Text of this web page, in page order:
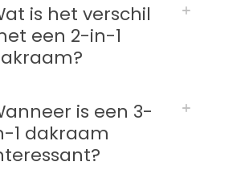
is het verschil
een 2-in-1
is een 3-
1 dakraam